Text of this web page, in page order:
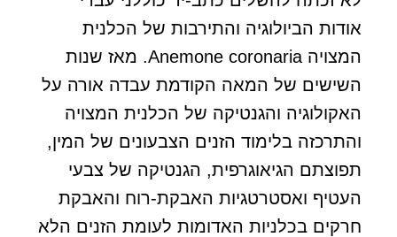
אודות הביולוגיה והתירבות של הכלנית
המצויה Anemone coronaria. מאז שנות
השישים של המאה הקודמת עבדה אורה על
האקולוגיה והגנטיקה של הכלנית המצויה
והתרכזה בלימוד הזנים הצבעונים של המין,
תפוצתם הגיאוגרפית, הגנטיקה של צבעי
העטיף ואסטרטגיות האבקת-רוח והאבקת
חרקים בכלניות האדומות לעומת הזנים הלא